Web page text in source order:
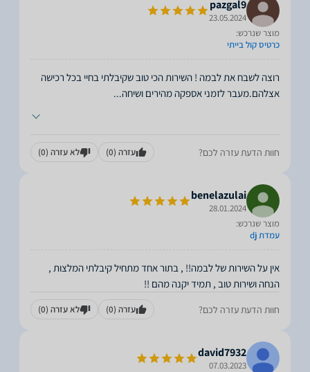
pazgal9
23.05.2024
מוצר שנרכש:
כרטיס קול בייתי
רוצה לשבח את לבמה ! השירות הכי טוב שקיבלתי בחיי בכל רכישה
אצלהם.מעבר לזמני אספקה מהירים ושיחה...
חוות הדעת עזרה לכם? עזרה (0) לא עזרה (0)
benelazulai
28.01.2024
מוצר שנרכש:
עמדת dj
אין על השירות של לבמה!! , בתור אחד מתחיל קיבלתי המלצות ,
הנחה ושירות טוב , תמיד יקנה מהם !!
חוות הדעת עזרה לכם? עזרה (0) לא עזרה (0)
david7932
07.03.2023